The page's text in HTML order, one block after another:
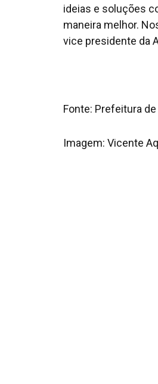
ideias e soluções
maneira melhor.
vice presidente da
Fonte: Prefeitura de
Imagem: Vicente